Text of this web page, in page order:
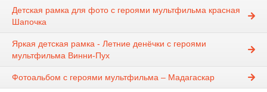
Детская рамка для фото с героями мультфильма красная
Шапочка
Яркая детская рамка - Летние денёчки с героями
мультфильма Винни-Пух
Фотоальбом с героями мультфильма – Мадагаскар